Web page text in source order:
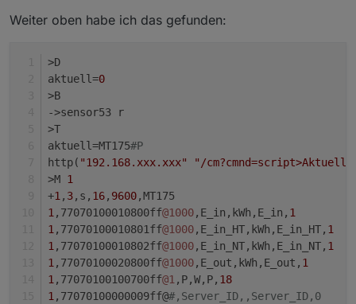
bu(SW "DPM Ein" "DPM Aus")
nm
>T
#sSwitch
v=DC
c=DC #sCur
if ((chg[sw]> ) and
then
  SW=sw
  +>publish stat/%topic%/RESULT {
"tpow" :%1sw%}
endif
if ((chg[v]> 0 ) and (V!=v))
Weiter oben habe ich das gefunden:
>D
aktuell=0
>B
->sensor53 r
>T
aktuell=MT175#P
http( "192.168.xxx.xxx"
"/
>M 1
+1, 3,s, 16, 9600,MT175
1,77070100010800ff@1000,E_in,kWh,E_in, 1
1,77070100010801ff@1000,E_in_HT,kWh,E_in_HT, 1
1,77070100010802ff@1000,E_in_NT,kWh,E_in_NT, 1
1,77070100020800ff@1000,E_out,kWh,E_out, 1
1,77070100100700ff@1,P,W,P, 18
1,77070100000009ff@#,Server_ID,,Server_ID,0